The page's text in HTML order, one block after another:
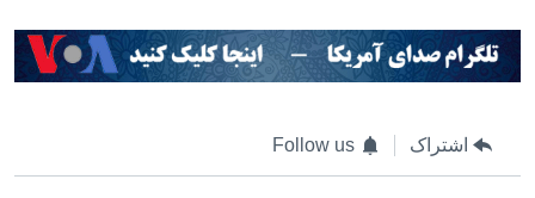
اشتراک Follow us